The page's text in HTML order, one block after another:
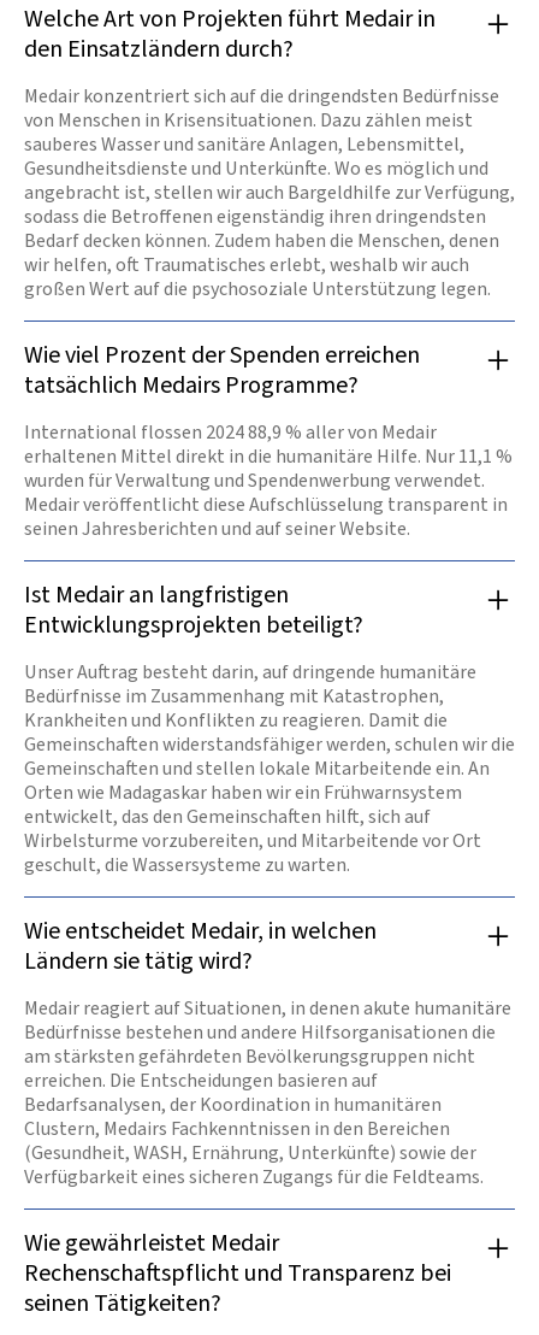
Welche Art von Projekten führt Medair in
den Einsatzländern durch?
Medair konzentriert sich auf die dringendsten Bedürfnisse
von Menschen in Krisensituationen. Dazu zählen meist
sauberes Wasser und sanitäre Anlagen, Lebensmittel,
Gesundheitsdienste und Unterkünfte. Wo es möglich und
angebracht ist, stellen wir auch Bargeldhilfe zur Verfügung,
sodass die Betroffenen eigenständig ihren dringendsten
Bedarf decken können. Zudem haben die Menschen, denen
wir helfen, oft Traumatisches erlebt, weshalb wir auch
großen Wert auf die psychosoziale Unterstützung legen.
Wie viel Prozent der Spenden erreichen
tatsächlich Medairs Programme?
International flossen 2024 88,9 % aller von Medair
erhaltenen Mittel direkt in die humanitäre Hilfe. Nur 11,1 %
wurden für Verwaltung und Spendenwerbung verwendet.
Medair veröffentlicht diese Aufschlüsselung transparent in
seinen Jahresberichten und auf seiner Website.
Ist Medair an langfristigen
Entwicklungsprojekten beteiligt?
Unser Auftrag besteht darin, auf dringende humanitäre
Bedürfnisse im Zusammenhang mit Katastrophen,
Krankheiten und Konflikten zu reagieren. Damit die
Gemeinschaften widerstandsfähiger werden, schulen wir die
Gemeinschaften und stellen lokale Mitarbeitende ein. An
Orten wie Madagaskar haben wir ein Frühwarnsystem
entwickelt, das den Gemeinschaften hilft, sich auf
Wirbelsturme vorzubereiten, und Mitarbeitende vor Ort
geschult, die Wassersysteme zu warten.
Wie entscheidet Medair, in welchen
Ländern sie tätig wird?
Medair reagiert auf Situationen, in denen akute humanitäre
Bedürfnisse bestehen und andere Hilfsorganisationen die
am stärksten gefährdeten Bevölkerungsgruppen nicht
erreichen. Die Entscheidungen basieren auf
Bedarfsanalysen, der Koordination in humanitären
Clustern, Medairs Fachkenntnissen in den Bereichen
(Gesundheit, WASH, Ernährung, Unterkünfte) sowie der
Verfügbarkeit eines sicheren Zugangs für die Feldteams.
Wie gewährleistet Medair
Rechenschaftspflicht und Transparenz bei
seinen Tätigkeiten?